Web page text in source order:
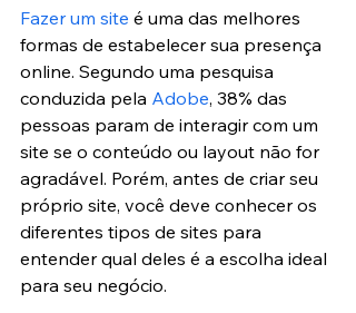
Fazer um site é uma das melhores
formas de estabelecer sua presença
online. Segundo uma pesquisa
conduzida pela Adobe, 38% das
pessoas param de interagir com um
site se o conteúdo ou layout não for
agradável. Porém, antes de criar seu
próprio site, você deve conhecer os
diferentes tipos de sites para
entender qual deles é a escolha ideal
para seu negócio.